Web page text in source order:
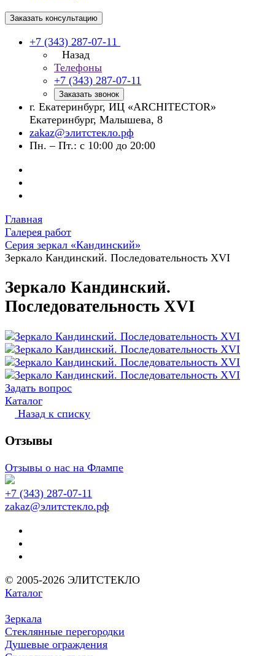
Заказать консультацию
+7 (343) 287-07-11
Назад
Телефоны
+7 (343) 287-07-11
Заказать звонок
г. Екатеринбург, ИЦ «ARCHITECTOR»
Екатеринбург, Малышева, 8
zakaz@элитстекло.рф
Пн. – Пт.: с 10:00 до 20:00
Главная
Галерея работ
Серия зеркал «Кандинский»
Зеркало Кандинский. Последовательность XVI
Зеркало Кандинский.
Последовательность XVI
Задать вопрос
Каталог
Назад к списку
Отзывы
Отзывы о нас на Флампе
+7 (343) 287-07-11
zakaz@элитстекло.рф
© 2005-2026 ЭЛИТСТЕКЛО
Каталог
Зеркала
Стеклянные перегородки
Душевые ограждения